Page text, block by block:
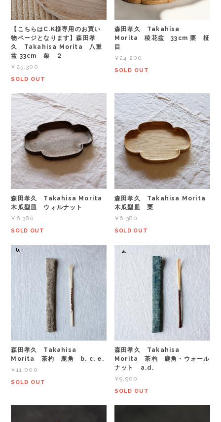
【こちらはC.K様専用のお買い
物ページとなります】森田孝
久 Takahisa Morita 八重
盆 33cm 栗 ２
¥25,300
SOLD OUT
森田孝久 Takahisa
Morita 稜花盆 33cm 栗 柾
目
¥24,200
SOLD OUT
森田孝久 Takahisa Morita
木瓜型皿 ウォルナット
¥6,380
SOLD OUT
森田孝久 Takahisa Morita
木瓜型皿 栗
¥6,380
SOLD OUT
森田孝久 Takahisa
Morita 茶杓 鹿角 b. c. e.
¥11,000
SOLD OUT
森田孝久 Takahisa
Morita 茶杓 鹿角・ウォール
ナット a.d.
¥9,900
SOLD OUT